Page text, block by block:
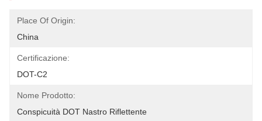
Place Of Origin:
China
Certificazione:
DOT-C2
Nome Prodotto:
Conspicuità DOT Nastro Riflettente